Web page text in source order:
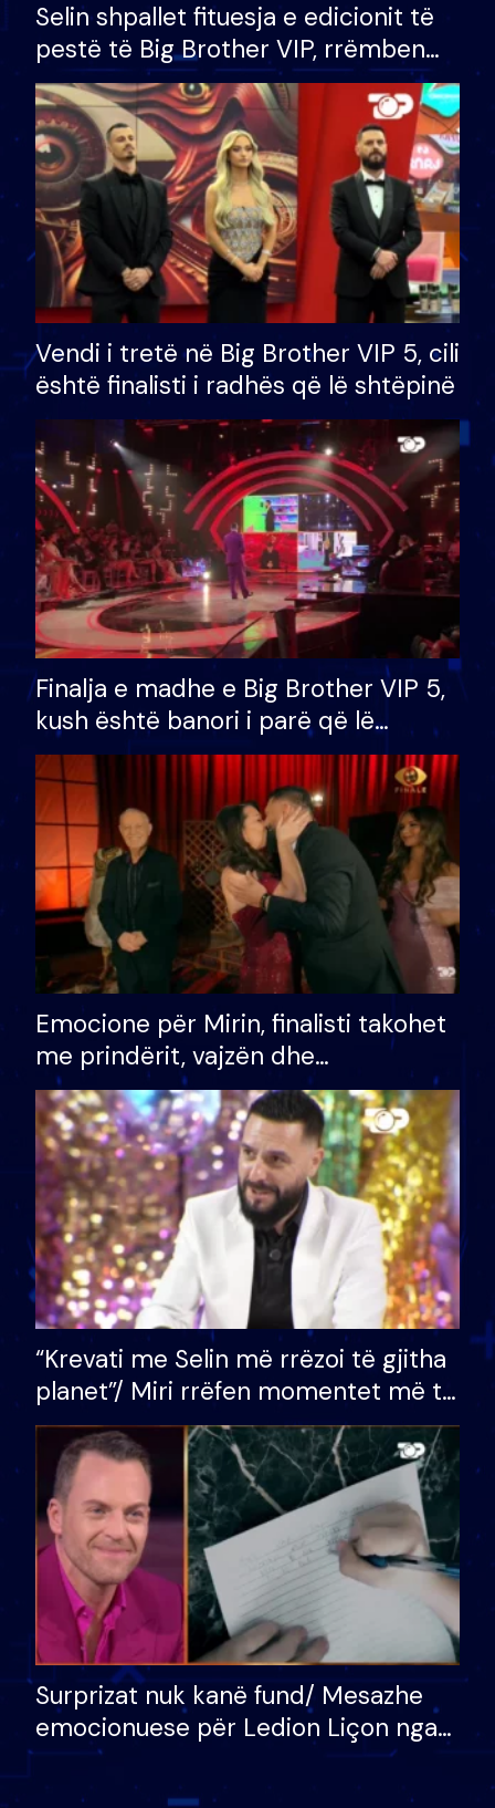
Selin shpallet fituesja e edicionit të
pestë të Big Brother VIP, rrëmben
çmimin e madh prej 100 mijë eurosh
Vendi i tretë në Big Brother VIP 5, cili
është finalisti i radhës që lë shtëpinë
Finalja e madhe e Big Brother VIP 5,
kush është banori i parë që lë
shtëpinë dhe humb mundësinë për
të fituar çmimin e madh
Emocione për Mirin, finalisti takohet
me prindërit, vajzën dhe
bashkëshorten: S’kemi ndonjë letër
divorci apo jo?
“Krevati me Selin më rrëzoi të gjitha
planet”/ Miri rrëfen momentet më të
bukura në shtëpinë e BB VIP: Do më
mungojë zilja e mëngjesit kur…
Surprizat nuk kanë fund/ Mesazhe
emocionuese për Ledion Liçon nga
nëna dhe fëmijët e tij, moderatori
nuk i mban dot lotët: Nuk meritoj…